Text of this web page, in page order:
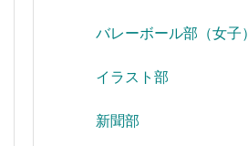
バレーボール部（女子）
イラスト部
新聞部